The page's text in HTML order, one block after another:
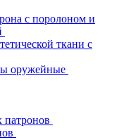
с поролоном и
ткани с
оружейные
патронов